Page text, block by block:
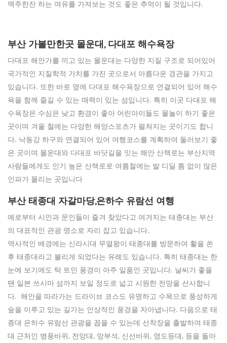
맥주한잔 하는 여유를 가져보는 것도 좋은 추억이 될 것입니다.
부산 가볼만한곳 몰운대, 다대포 해수욕장
다대포 해안가를 끼고 있는 몰운대는 다양한 지질 구조로 되어있어
국가적인 지질학적 가치를 가진 곳으로서 아름다운 경관을 가지고
있습니다. 또한 바로 옆에 다대포 해수욕장으로 연결되어 있어 해수
욕을 함께 즐길 수 있는 매력이 있는 섬입니다. 특히 이곳 다대포 해
수욕장은 수심은 낮고 환경이 좋아 어린아이들도 물놀이 하기 좋은
곳이며 겨울 철에는 다양한 해양스포츠가 펼쳐지는 곳이기도 합니
다. 낙동강 하구와 연결되어 있어 여행코스를 계획하여 둘러보기 좋
은 곳이며 몰운대와 다대포 바닷길을 잇는 해안 산책로는 부산지역
사람들에게도 인기 높은 산책로로 여름철에는 발 디딜 틈 없이 많은
인파가 몰리는 곳입니다
부산 태종대 자갈마당,은하수 유람선 여행
예로부터 시인과 문인들이 즐겨 찾았다고 여겨지는 태종대는 부산
의 대표적인 관광 명소로 자리 잡고 있습니다.
역사적인 배경에는 신라시대 무열왕이 태종대를 방문하여 활을 쏜
후 태종대라고 불리게 되었다는 유례도 있습니다. 특히 태종대는 한
눈에 보기에도 탁 트인 풍경이 아주 일품인 곳입니다. 날씨가 좋을
땐 일본 쓰시마 섬까지 보일 정도로 넓고 시원한 전망을 선사합니
다. 해안을 따라가는 드라이브 코스도 유명하고 수목으로 풍성하게
숲을 이루고 있는 길가는 인상적인 풍경을 자아냅니다. 다음으로 태
종대 은하수 유람선 관광을 꼽을 수 있는데 선착장을 출발하여 태종
대 근처인 병풍바위, 전망대, 망부석, 신선바위, 영도등대, 등을 돌아